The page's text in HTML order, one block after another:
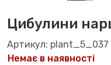
Цибулини
Артикул: plant_5_037
Немає в наявності